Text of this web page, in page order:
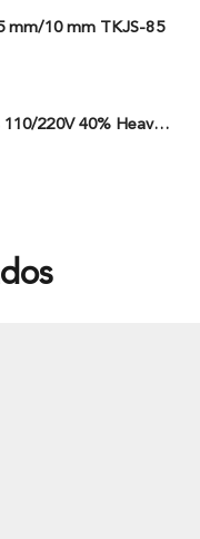
mm/10 mm TKJS-85
Soldador Inverter 200Amps 110/220V 40% Heavy Duty (Hd) Tkwi-200-C